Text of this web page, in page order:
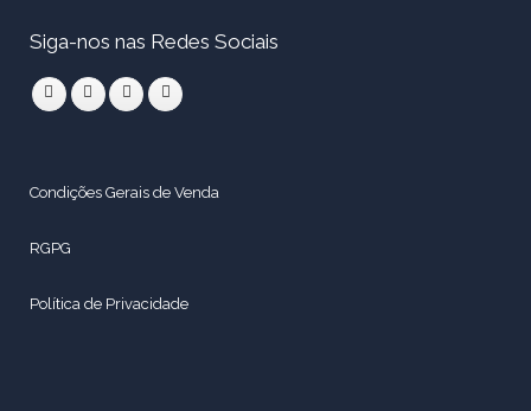
Siga-nos nas Redes Sociais
Condições Gerais de Venda
RGPG
Política de Privacidade